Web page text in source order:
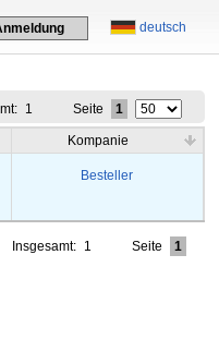
deutsch
1 Seite 1
Kompanie
Besteller
Insgesamt: 1 Seite 1